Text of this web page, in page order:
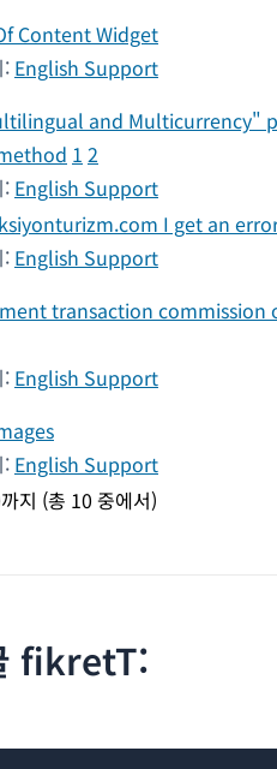
Content Widget
: English Support
and Multicurrency"
1 2
: English Support
I get an
: English Support
transaction commission
: English Support
: English Support
지 (총 10 중에서)
fikretT: